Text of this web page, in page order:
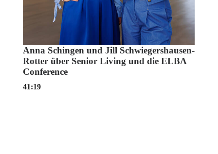
Anna Schingen und Jill Schwiegershausen-
Rotter über Senior Living und die ELBA
Conference
41:19